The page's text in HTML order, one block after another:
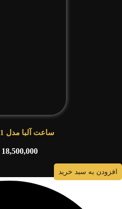
ساعت آلبا مدل AH7M52X1
18,500,000
افزودن به سبد خرید